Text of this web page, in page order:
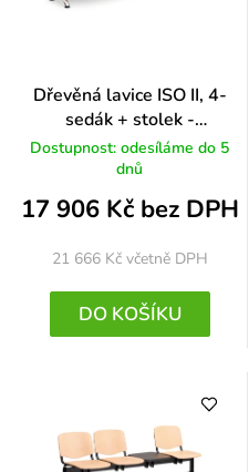
Dřevěná lavice ISO II, 4-
sedák + stolek -
chromované nohy, buk
Dostupnost: odesíláme do 5
dnů
17 906 Kč bez DPH
21 666 Kč včetně DPH
DO KOŠÍKU